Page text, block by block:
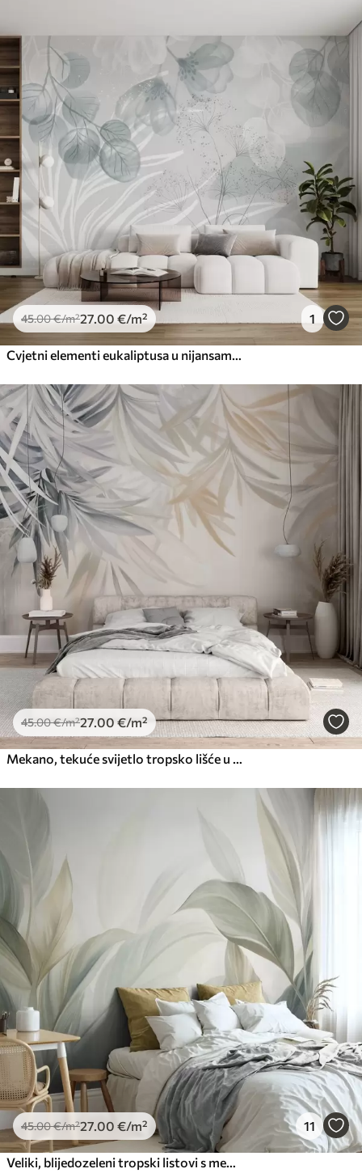
45.00€/m²27.00 €/m² 1
Cvjetni elementi eukaliptusa u nijansama plave i bijele s preklapajućim listovima i laticama u minimalističkom stilu
45.00€/m²27.00 €/m²
Mekano, tekuće svijetlo tropsko lišće u nijansama sive i breskve, stapa se u blijed, neutralan otisak
45.00€/m²27.00 €/m² 11
Veliki, blijedozeleni tropski listovi s mekim, pastelnim bojama, teksturirana umjetnost